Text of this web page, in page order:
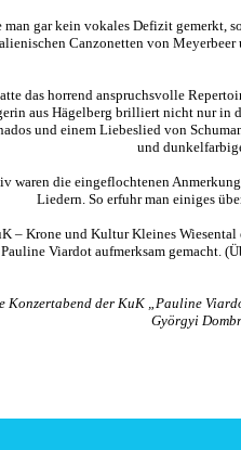
man gar kein vokales Defizit gemerkt,
Canzonetten von
das horrend anspruchsvolle
aus Hägelberg brilliert nicht nur in
und einem Liebeslied von
und
waren die eingeflochtenen
Liedern. So erfuhr man einiges
– Krone und Kultur Kleines Wiesental
Viardot aufmerksam gemacht.
Konzertabend der KuK „Pauline
Györgyi